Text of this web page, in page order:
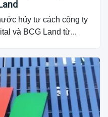
hủy tư cách công ty
và BCG Land từ...